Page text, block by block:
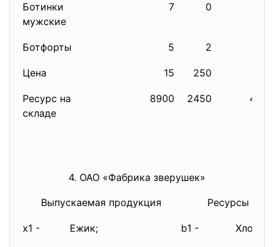
Ботинки
мужские
7 0
Ботфорты 5 2
Цена 15 250
Ресурс на
складе
8900 2450 4300
4. ОАО «Фабрика зверушек»
Выпускаемая продукция Ресурсы для
x1 - Ежик; b1 - Хлопок;